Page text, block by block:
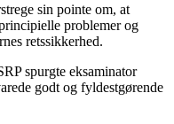
sin pointe om, at
problemer og
retssikkerhed.
spurgte eksaminator
godt og fyldestgørende